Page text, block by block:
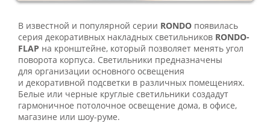
В известной и популярной серии RONDO появилась
серия декоративных накладных светильников RONDO-
FLAP на кронштейне, который позволяет менять угол
поворота корпуса. Светильники предназначены
для организации основного освещения
и декоративной подсветки в различных помещениях.
Белые или черные круглые светильники создадут
гармоничное потолочное освещение дома, в офисе,
магазине или шоу-руме.